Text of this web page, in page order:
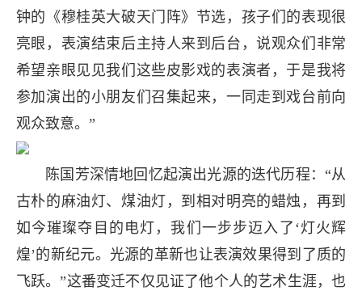
钟的《穆桂英大破天门阵》节选，孩子们的表现很
亮眼，表演结束后主持人来到后台，说观众们非常
希望亲眼见见我们这些皮影戏的表演者，于是我将
参加演出的小朋友们召集起来，一同走到戏台前向
观众致意。”
陈国芳深情地回忆起演出光源的迭代历程：“从
古朴的麻油灯、煤油灯，到相对明亮的蜡烛，再到
如今璀璨夺目的电灯，我们一步步迈入了‘灯火辉
煌’的新纪元。光源的革新也让表演效果得到了质的
飞跃。”这番变迁不仅见证了他个人的艺术生涯，也